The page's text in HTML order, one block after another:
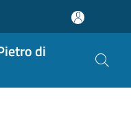
di